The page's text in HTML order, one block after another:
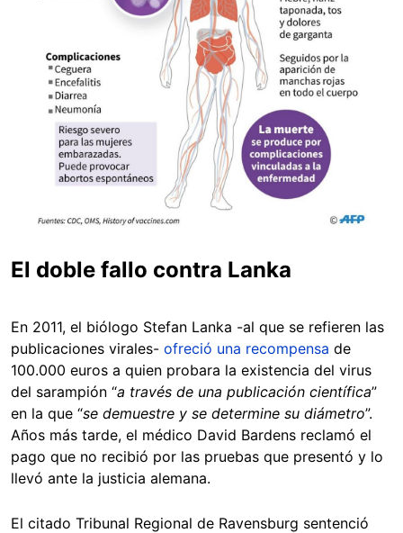
El doble fallo contra Lanka
En 2011, el biólogo Stefan Lanka -al que se refieren las
publicaciones virales- ofreció una recompensa de
100.000 euros a quien probara la existencia del virus
del sarampión “a través de una publicación científica”
en la que “se demuestre y se determine su diámetro”.
Años más tarde, el médico David Bardens reclamó el
pago que no recibió por las pruebas que presentó y lo
llevó ante la justicia alemana.
El citado Tribunal Regional de Ravensburg sentenció